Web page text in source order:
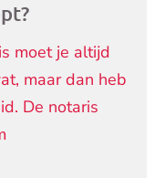
moet je altijd
maar dan heb
De notaris